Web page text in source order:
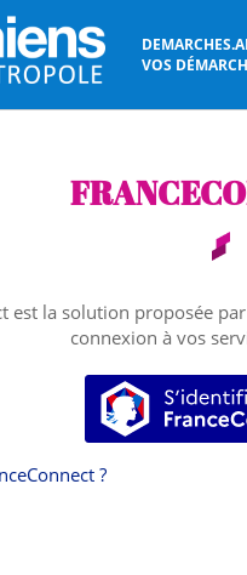
VOS
est la solution proposée
connexion à vos
?